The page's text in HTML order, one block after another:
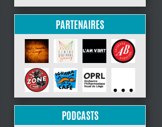
PARTENAIRES
PODCASTS